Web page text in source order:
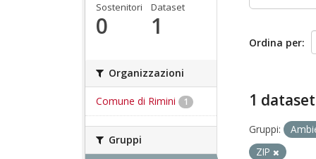
Sostenitori
0
Dataset
1
Organizzazioni
Comune di Rimini 1
Gruppi
Ordina per
1
Gruppi:
ZIP